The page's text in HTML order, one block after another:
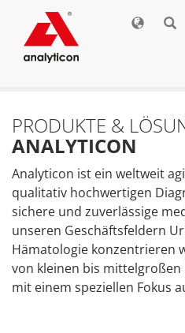
PRODUKTE &
ANALYTICON
Analyticon ist ein weltweit
qualitativ hochwertigen
sichere und zuverlässige
unseren Geschäftsfeldern
Hämatologie konzentrieren
von kleinen bis
mit einem speziellen Fokus